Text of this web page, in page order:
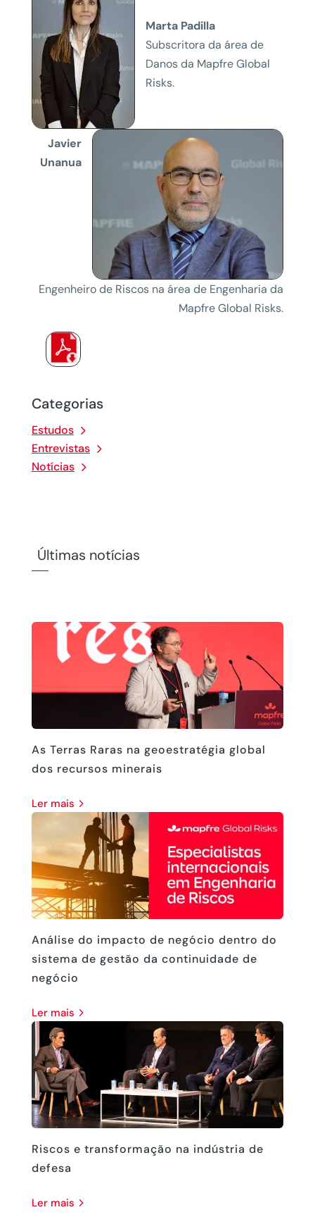
Categorias
Estudos
Entrevistas
Notícias
Marta Padilla
Subscritora da área de
Danos da Mapfre Global
Risks.
Javier
Unanua
Engenheiro de Riscos na área de Engenharia da
Mapfre Global Risks.
Últimas notícias
As Terras Raras na geoestratégia global
dos recursos minerais
ler mais
Análise do impacto de negócio dentro do
sistema de gestão da continuidade de
negócio
ler mais
Riscos e transformação na indústria de
defesa
ler mais